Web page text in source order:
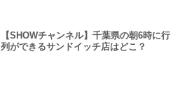
【SHOWチャンネル】千葉県の朝6時に行
列ができるサンドイッチ店はどこ？